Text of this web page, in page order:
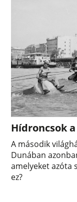
Hídroncsok
A második
Dunában
amelyeket azóta
ez?